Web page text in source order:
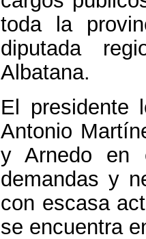
toda la
diputada
Albatana.
El presidente
Antonio
y Arnedo en
demandas y
con escasa
se encuentra